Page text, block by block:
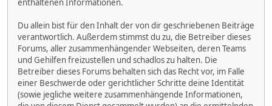
enthaltenen Informationen.
Du allein bist für den Inhalt der von dir geschriebenen Beiträge
verantwortlich. Außerdem stimmst du zu, die Betreiber dieses
Forums, aller zusammenhängender Webseiten, deren Teams
und Gehilfen freizustellen und schadlos zu halten. Die
Betreiber dieses Forums behalten sich das Recht vor, im Falle
einer Beschwerde oder gerichtlicher Schritte deine Identität
(sowie jegliche weitere zusammenhängende Informationen,